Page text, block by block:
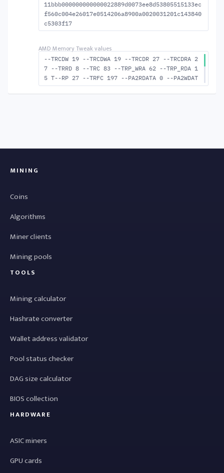
11bbb000000000000022889d0073ee8d53805515133ec
f560c004e26017e0514206a8900a0020031201c143840
c5303f17
--TRCDW 19 --TRCDWA 19 --TRCDR 27 --TRCDRA 2
7 --TRRD 8 --TRC 83 --TRP_WRA 62 --TRP_RDA 1
5 T--RP 27 --TRFC 197 --PA2RDATA 0 --PA2WDAT
A 0 --TFAW 14 --TCRCRL 2 --TCRCWL 6 --TFAW32
MINING
Coins
Algorithms
Miner clients
Mining pools
TOOLS
Mining calculator
Hashrate converter
Wallet address validator
Pool status checker
DAG size calculator
BIOS collection
HARDWARE
ASIC miners
GPU cards